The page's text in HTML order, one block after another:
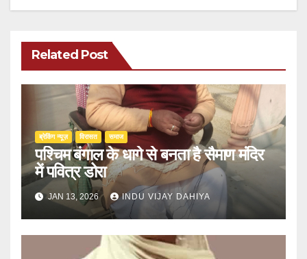
Related Post
ब्रेकिंग न्यूज़ ‍‍विरासत समाज
पश्चिम बंगाल के धागे से बनता है सैमाण मंदिर
में पवित्र डोरा
JAN 13, 2026 INDU VIJAY DAHIYA